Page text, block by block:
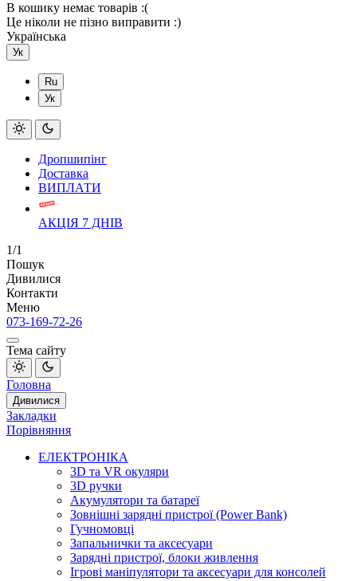
В кошику немає товарів :(
Це ніколи не пізно виправити :)
Українська
Ук
Ru
Ук
Дропшипінг
Доставка
ВИПЛАТИ
АКЦІЯ 7 ДНІВ
1/1
Пошук
Дивилися
Контакти
Меню
073-169-72-26
Тема сайту
Головна
Дивилися
Закладки
Порівняння
ЕЛЕКТРОНІКА
3D та VR окуляри
3D ручки
Акумулятори та батареї
Зовнішні зарядні пристрої (Power Bank)
Гучномовці
Запальнички та аксесуари
Зарядні пристрої, блоки живлення
Ігрові маніпулятори та аксесуари для консолей